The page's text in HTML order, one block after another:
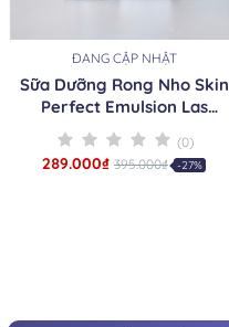
ĐANG CẬP NHẬT
Sữa Dưỡng Rong Nho Skin
Perfect Emulsion Las
Beauty
(0)
289.000₫ 395.000₫ -27%